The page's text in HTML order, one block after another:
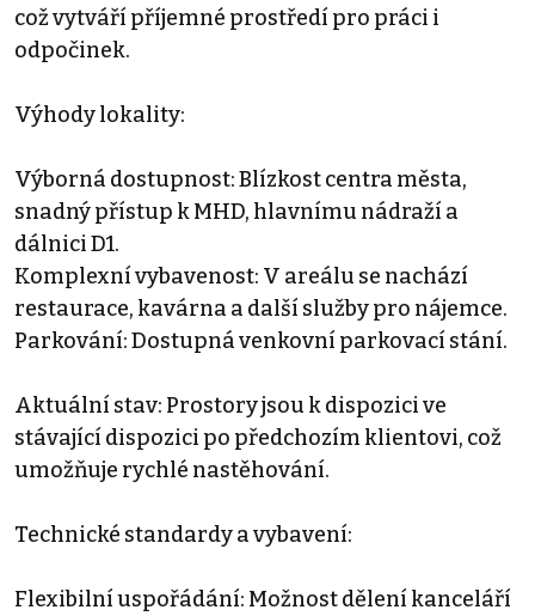
což vytváří příjemné prostředí pro práci i
odpočinek.
Výhody lokality:
Výborná dostupnost: Blízkost centra města,
snadný přístup k MHD, hlavnímu nádraží a
dálnici D1.
Komplexní vybavenost: V areálu se nachází
restaurace, kavárna a další služby pro nájemce.
Parkování: Dostupná venkovní parkovací stání.
Aktuální stav: Prostory jsou k dispozici ve
stávající dispozici po předchozím klientovi, což
umožňuje rychlé nastěhování.
Technické standardy a vybavení:
Flexibilní uspořádání: Možnost dělení kanceláří